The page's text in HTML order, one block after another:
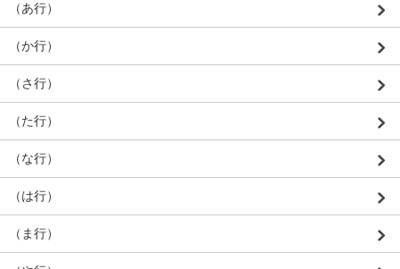
（あ行）
（か行）
（さ行）
（た行）
（な行）
（は行）
（ま行）